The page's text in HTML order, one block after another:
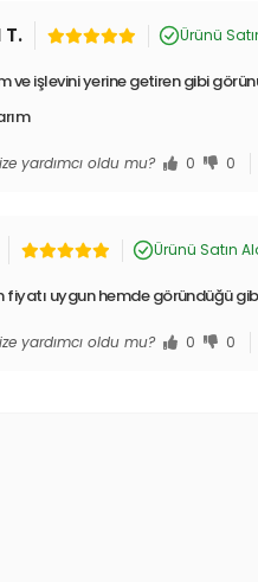
T. Ürünü
ve işlevini yerine getiren gibi
yardımcı oldu mu? 0 0
Ürünü Satın
fiyatı uygun hemde göründüğü
yardımcı oldu mu? 0 0